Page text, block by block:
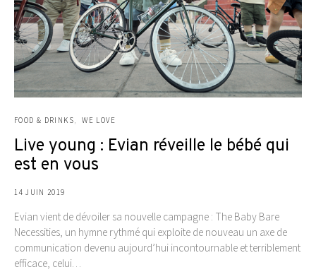
FOOD & DRINKS WE LOVE
Live young : Evian réveille le bébé qui
est en vous
14 JUIN 2019
Evian vient de dévoiler sa nouvelle campagne : The Baby Bare
Necessities, un hymne rythmé qui exploite de nouveau un axe de
communication devenu aujourd’hui incontournable et terriblement
efficace, celui…